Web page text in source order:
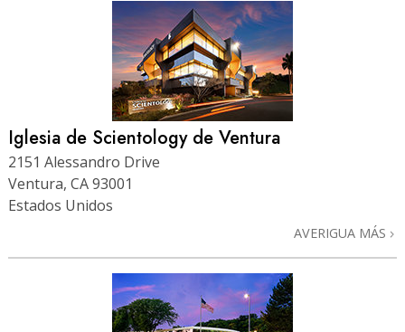
Iglesia de Scientology de Ventura
2151 Alessandro Drive
Ventura, CA 93001
Estados Unidos
AVERIGUA MÁS